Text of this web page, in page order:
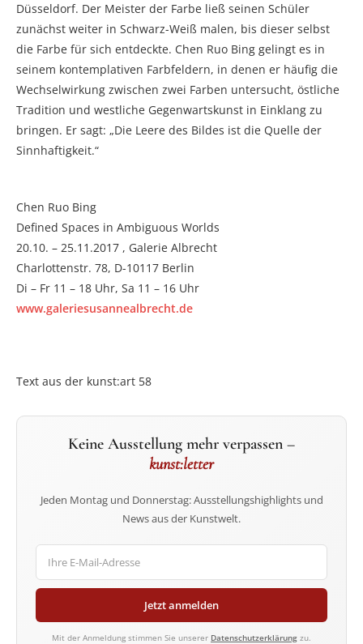
Düsseldorf. Der Meister der Farbe ließ seinen Schüler
zunächst weiter in Schwarz-Weiß malen, bis dieser selbst
die Farbe für sich entdeckte. Chen Ruo Bing gelingt es in
seinem kontemplativen Farbfeldern, in denen er häufig die
Wechselwirkung zwischen zwei Farben untersucht, östliche
Tradition und westliche Gegenwartskunst in Einklang zu
bringen. Er sagt: „Die Leere des Bildes ist die Quelle der
Sinnhaftigkeit.“
Chen Ruo Bing
Defined Spaces in Ambiguous Worlds
20.10. – 25.11.2017 , Galerie Albrecht
Charlottenstr. 78, D-10117 Berlin
Di – Fr 11 – 18 Uhr, Sa 11 – 16 Uhr
www.galeriesusannealbrecht.de
Text aus der kunst:art 58
Keine Ausstellung mehr verpassen –
kunst:letter
Jeden Montag und Donnerstag: Ausstellungshighlights und
News aus der Kunstwelt.
Jetzt anmelden
Mit der Anmeldung stimmen Sie unserer Datenschutzerklärung zu.